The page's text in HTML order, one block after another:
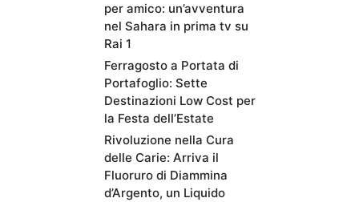
per amico: un’avventura
nel Sahara in prima tv su
Rai 1
Ferragosto a Portata di
Portafoglio: Sette
Destinazioni Low Cost per
la Festa dell’Estate
Rivoluzione nella Cura
delle Carie: Arriva il
Fluoruro di Diammina
d’Argento, un Liquido